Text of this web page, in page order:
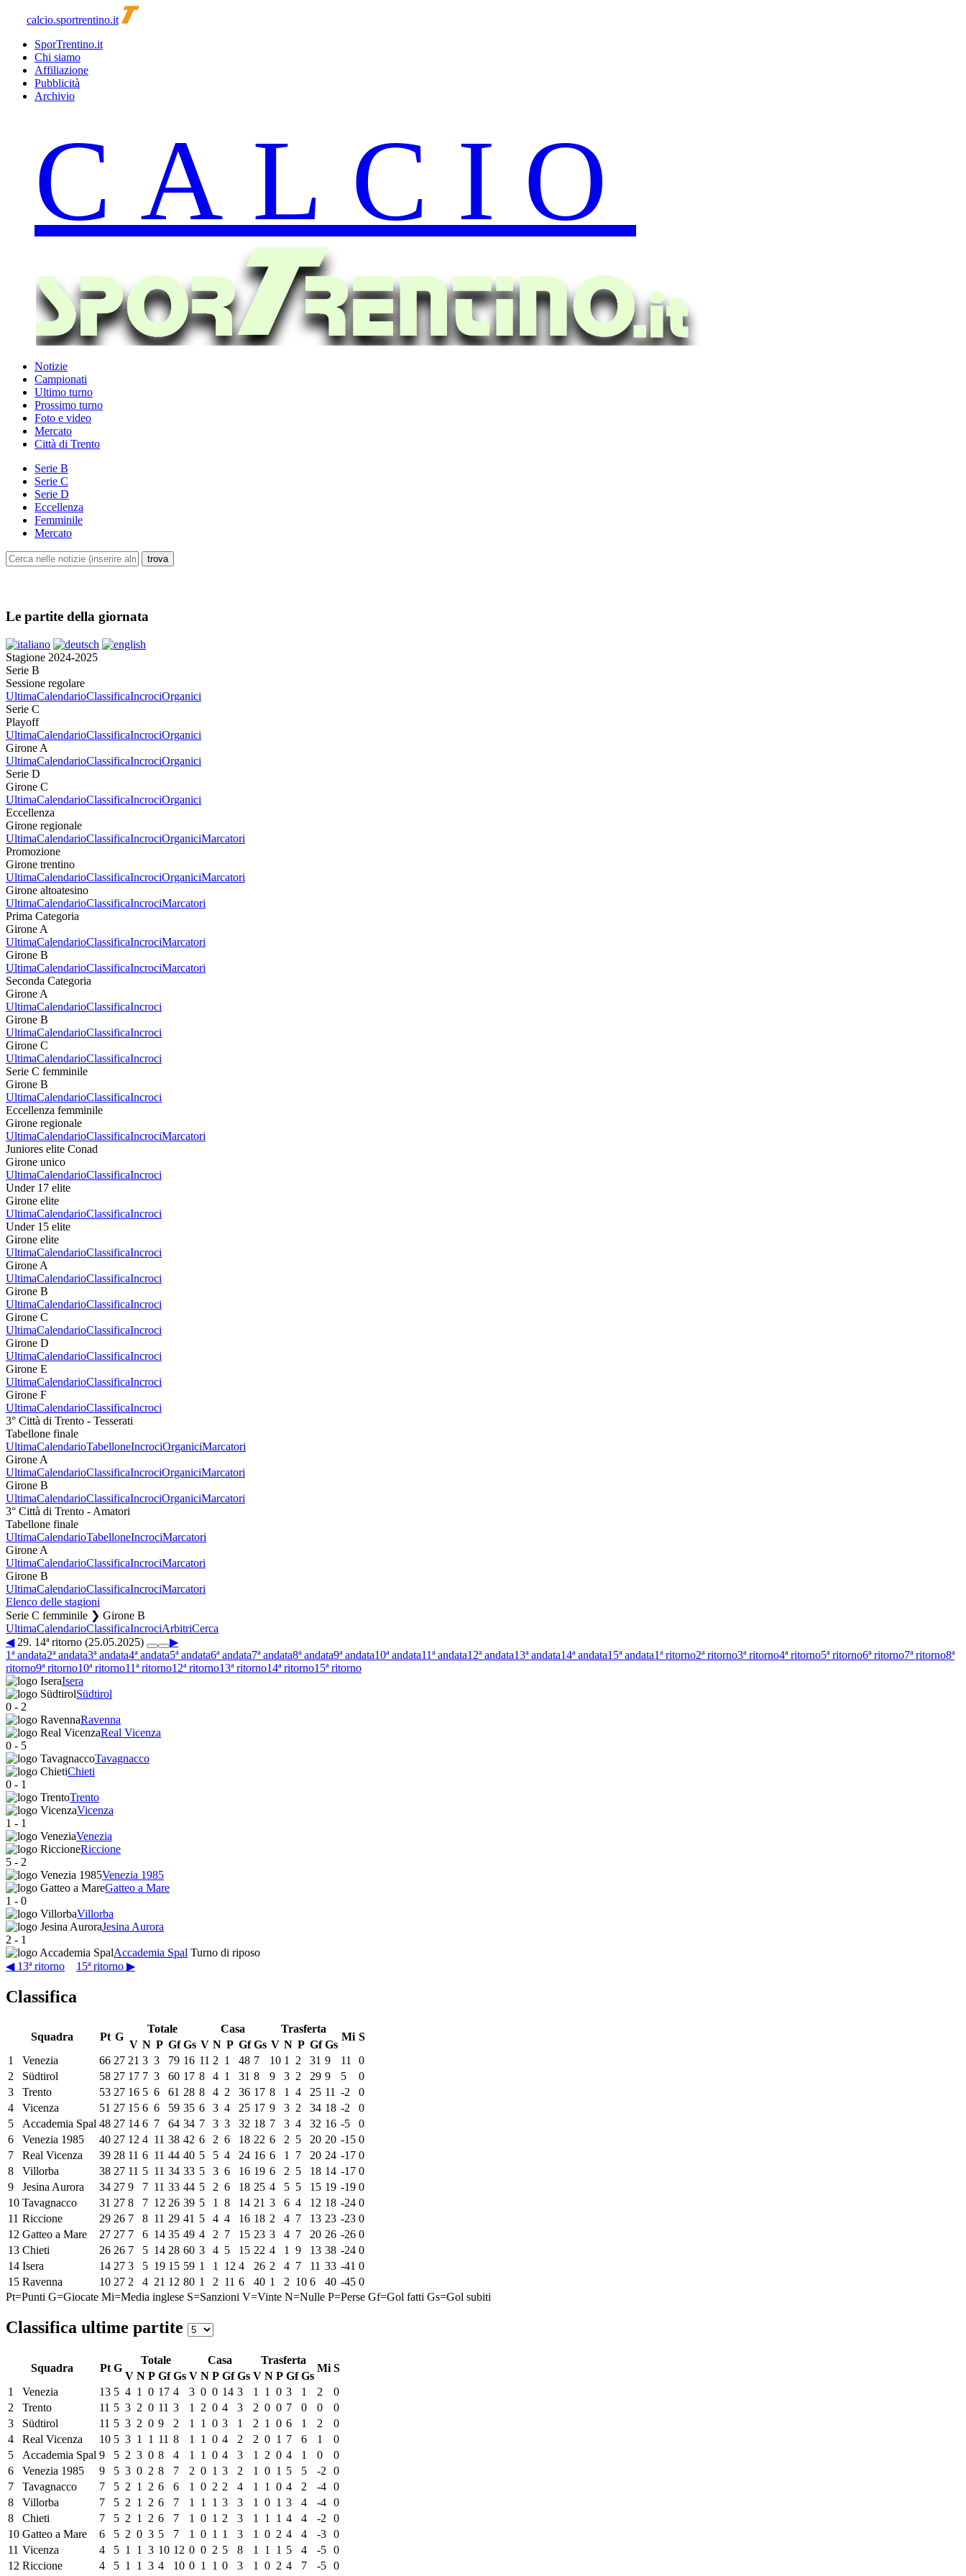
calcio.sportrentino.it
SporTrentino.it
Chi siamo
Affiliazione
Pubblicità
Archivio
Notizie
Campionati
Ultimo turno
Prossimo turno
Foto e video
Mercato
Città di Trento
Serie B
Serie C
Serie D
Eccellenza
Femminile
Mercato
Le partite della giornata
Stagione 2024-2025
Serie B
Sessione regolare
UltimaCalendarioClassificaIncrociOrganici
Serie C
Playoff
UltimaCalendarioClassificaIncrociOrganici
Girone A
UltimaCalendarioClassificaIncrociOrganici
Serie D
Girone C
UltimaCalendarioClassificaIncrociOrganici
Eccellenza
Girone regionale
UltimaCalendarioClassificaIncrociOrganiciMarcatori
Promozione
Girone trentino
UltimaCalendarioClassificaIncrociOrganiciMarcatori
Girone altoatesino
UltimaCalendarioClassificaIncrociMarcatori
Prima Categoria
Girone A
UltimaCalendarioClassificaIncrociMarcatori
Girone B
UltimaCalendarioClassificaIncrociMarcatori
Seconda Categoria
Girone A
UltimaCalendarioClassificaIncroci
Girone B
UltimaCalendarioClassificaIncroci
Girone C
UltimaCalendarioClassificaIncroci
Serie C femminile
Girone B
UltimaCalendarioClassificaIncroci
Eccellenza femminile
Girone regionale
UltimaCalendarioClassificaIncrociMarcatori
Juniores elite Conad
Girone unico
UltimaCalendarioClassificaIncroci
Under 17 elite
Girone elite
UltimaCalendarioClassificaIncroci
Under 15 elite
Girone elite
UltimaCalendarioClassificaIncroci
Girone A
UltimaCalendarioClassificaIncroci
Girone B
UltimaCalendarioClassificaIncroci
Girone C
UltimaCalendarioClassificaIncroci
Girone D
UltimaCalendarioClassificaIncroci
Girone E
UltimaCalendarioClassificaIncroci
Girone F
UltimaCalendarioClassificaIncroci
3° Città di Trento - Tesserati
Tabellone finale
UltimaCalendarioTabelloneIncrociOrganiciMarcatori
Girone A
UltimaCalendarioClassificaIncrociOrganiciMarcatori
Girone B
UltimaCalendarioClassificaIncrociOrganiciMarcatori
3° Città di Trento - Amatori
Tabellone finale
UltimaCalendarioTabelloneIncrociMarcatori
Girone A
UltimaCalendarioClassificaIncrociMarcatori
Girone B
UltimaCalendarioClassificaIncrociMarcatori
Elenco delle stagioni
Serie C femminile ❯ Girone B
UltimaCalendarioClassificaIncrociArbitriCerca
◀29. 14ª ritorno (25.05.2025)
▶
1ª andata2ª andata3ª andata4ª andata5ª andata6ª andata7ª andata8ª andata9ª andata10ª andata11ª andata12ª andata13ª andata14ª andata15ª andata1ª ritorno2ª ritorno3ª ritorno4ª ritorno5ª ritorno6ª ritorno7ª ritorno8ª
ritorno9ª ritorno10ª ritorno11ª ritorno12ª ritorno13ª ritorno14ª ritorno15ª ritorno
Isera
Südtirol
0 - 2
Ravenna
Real Vicenza
0 - 5
Tavagnacco
Chieti
0 - 1
Trento
Vicenza
1 - 1
Venezia
Riccione
5 - 2
Venezia 1985
Gatteo a Mare
1 - 0
Villorba
Jesina Aurora
2 - 1
Accademia Spal Turno di riposo
◀ 13ª ritorno
15ª ritorno ▶
Classifica
Squadra Pt G
Totale Casa Trasferta
Mi S
V N P Gf Gs V N P Gf Gs V N P Gf Gs
1
Venezia 66 27 21 3 3 79 16 11 2 1 48 7 10 1 2 31 9 11
0
2
Südtirol 58 27 17 7 3 60 17 8 4 1 31 8 9 3 2 29 9 5
0
3
Trento 53 27 16 5 6 61 28 8 4 2 36 17 8 1 4 25 11 -2
0
4
Vicenza 51 27 15 6 6 59 35 6 3 4 25 17 9 3 2 34 18 -2
0
5
Accademia Spal 48 27 14 6 7 64 34 7 3 3 32 18 7 3 4 32 16 -5
0
6
Venezia 1985 40 27 12 4 11 38 42 6 2 6 18 22 6 2 5 20 20 -15 0
7
Real Vicenza 39 28 11 6 11 44 40 5 5 4 24 16 6 1 7 20 24 -17 0
8
Villorba 38 27 11 5 11 34 33 5 3 6 16 19 6 2 5 18 14 -17 0
9
Jesina Aurora 34 27 9 7 11 33 44 5 2 6 18 25 4 5 5 15 19 -19 0
10 Tavagnacco 31 27 8 7 12 26 39 5 1 8 14 21 3 6 4 12 18 -24 0
11 Riccione 29 26 7 8 11 29 41 5 4 4 16 18 2 4 7 13 23 -23 0
12 Gatteo a Mare 27 27 7 6 14 35 49 4 2 7 15 23 3 4 7 20 26 -26 0
13 Chieti 26 26 7 5 14 28 60 3 4 5 15 22 4 1 9 13 38 -24 0
14 Isera 14 27 3 5 19 15 59 1 1 12 4 26 2 4 7 11 33 -41 0
15 Ravenna 10 27 2 4 21 12 80 1 2 11 6 40 1 2 10 6 40 -45 0
Pt=Punti G=Giocate Mi=Media inglese S=Sanzioni V=Vinte N=Nulle P=Perse Gf=Gol fatti Gs=Gol subiti
Classifica ultime partite
Squadra Pt G
Totale Casa Trasferta
Mi S
V N P Gf Gs V N P Gf Gs V N P Gf Gs
1
Venezia 13 5 4 1 0 17 4 3 0 0 14 3 1 1 0 3 1 2
0
2
Trento 11 5 3 2 0 11 3 1 2 0 4 3 2 0 0 7 0 0
0
3
Südtirol 11 5 3 2 0 9 2 1 1 0 3 1 2 1 0 6 1 2
0
4
Real Vicenza 10 5 3 1 1 11 8 1 1 0 4 2 2 0 1 7 6 1
0
5
Accademia Spal 9 5 2 3 0 8 4 1 1 0 4 3 1 2 0 4 1 0
0
6
Venezia 1985 9 5 3 0 2 8 7 2 0 1 3 2 1 0 1 5 5 -2
0
7
Tavagnacco 7 5 2 1 2 6 6 1 0 2 2 4 1 1 0 4 2 -4 0
8
Villorba 7 5 2 1 2 6 7 1 1 1 3 3 1 0 1 3 4 -4 0
8
Chieti 7 5 2 1 2 6 7 1 0 1 2 3 1 1 1 4 4 -2
0
10 Gatteo a Mare 6 5 2 0 3 5 7 1 0 1 1 3 1 0 2 4 4 -3 0
11 Vicenza 4 5 1 1 3 10 12 0 0 2 5 8 1 1 1 5 4 -5 0
12 Riccione 4 5 1 1 3 4 10 0 1 1 0 3 1 0 2 4 7 -5 0